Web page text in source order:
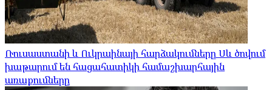
Ռուսաստանի և Ուկրաինայի հարձակումները Սև ծովում
խաթարում են հացահատիկի համաշխարհային
առաքումները